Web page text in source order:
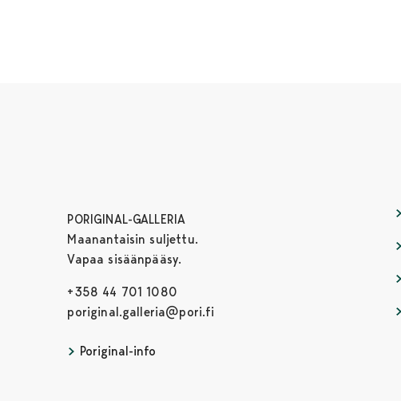
PORIGINAL-GALLERIA
Maanantaisin suljettu.
Vapaa sisäänpääsy.
+358 44 701 1080
poriginal.galleria@pori.fi
Poriginal-info